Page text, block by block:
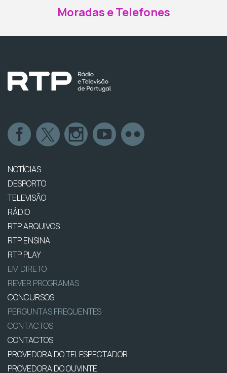
Moradas e Telefones
NOTÍCIAS
DESPORTO
TELEVISÃO
RÁDIO
RTP ARQUIVOS
RTP ENSINA
RTP PLAY
EM DIRETO
REVER PROGRAMAS
CONCURSOS
PERGUNTAS FREQUENTES
CONTACTOS
CONTACTOS
PROVEDORA DO TELESPECTADOR
PROVEDORA DO OUVINTE